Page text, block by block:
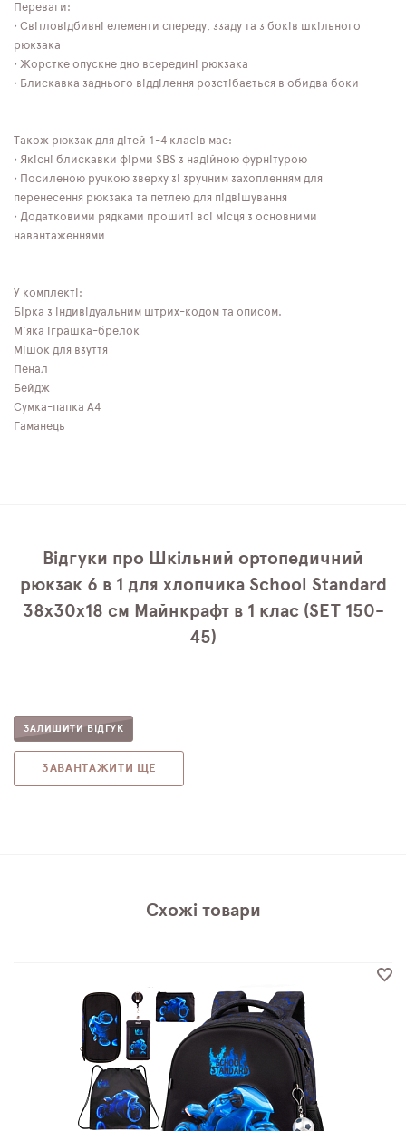
Переваги:
• Світловідбивні елементи спереду, ззаду та з боків шкільного
рюкзака
• Жорстке опускне дно всередині рюкзака
• Блискавка заднього відділення розстібається в обидва боки
Також рюкзак для дітей 1-4 класів має:
• Якісні блискавки фірми SBS з надійною фурнітурою
• Посиленою ручкою зверху зі зручним захопленням для
перенесення рюкзака та петлею для підвішування
• Додатковими рядками прошиті всі місця з основними
навантаженнями
У комплекті:
Бірка з індивідуальним штрих-кодом та описом.
М'яка іграшка-брелок
Мішок для взуття
Пенал
Бейдж
Сумка-папка А4
Гаманець
Відгуки про Шкільний ортопедичний
рюкзак 6 в 1 для хлопчика School Standard
38х30х18 см Майнкрафт в 1 клас (SET 150-
45)
ЗАЛИШИТИ ВІДГУК
ЗАВАНТАЖИТИ ЩЕ
Схожі товари